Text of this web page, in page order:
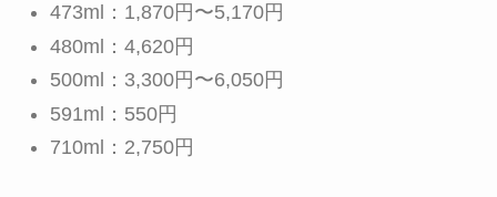
473ml：1,870円〜5,170円
480ml：4,620円
500ml：3,300円〜6,050円
591ml：550円
710ml：2,750円